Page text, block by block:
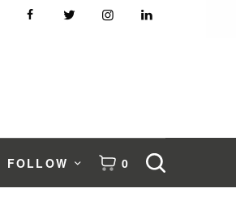
FOLLOW 0